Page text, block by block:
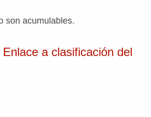
son acumulables.
Enlace a clasificación del